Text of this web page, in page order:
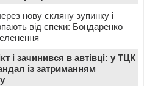
нову скляну зупинку і
від спеки: Бондаренко
і зачинився в автівці: у ТЦК
із затриманням